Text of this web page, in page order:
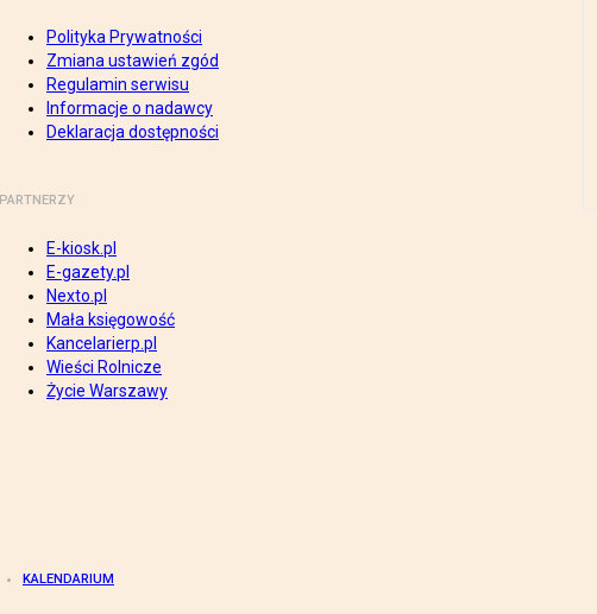
Polityka Prywatności
Zmiana ustawień zgód
Regulamin serwisu
Informacje o nadawcy
Deklaracja dostępności
PARTNERZY
E-kiosk.pl
E-gazety.pl
Nexto.pl
Mała księgowość
Kancelarierp.pl
Wieści Rolnicze
Życie Warszawy
KALENDARIUM